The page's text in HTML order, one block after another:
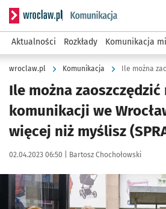
Serwis informacyjny wroclaw.pl
Aktualności Rozkłady Komunikacja
wroclaw.pl Komunikacja
Ile można
komunikacji we
więcej niż myślisz
Data publikacji:
02.04.2023 06:50 | Autor:
Bartosz Chochołowski
Kliknij, aby powiększyć